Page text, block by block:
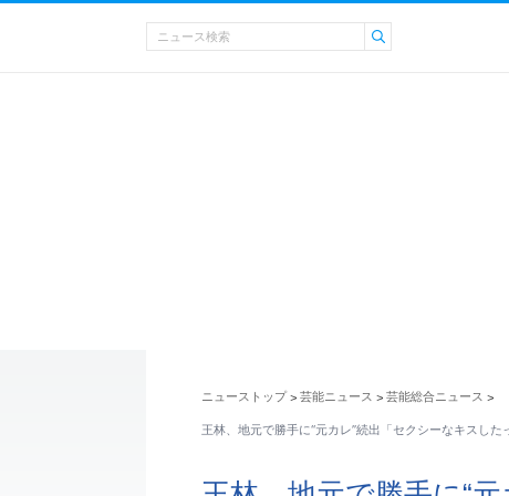
ニューストップ > 芸能ニュース > 芸能総合ニュース >
王林、地元で勝手に“元カレ”続出「セクシーなキスし